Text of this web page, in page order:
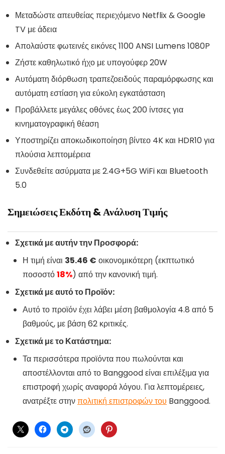
Μεταδώστε απευθείας περιεχόμενο Netflix & Google
TV με άδεια
Απολαύστε φωτεινές εικόνες 1100 ANSI Lumens 1080P
Ζήστε καθηλωτικό ήχο με υπογούφερ 20W
Αυτόματη διόρθωση τραπεζοειδούς παραμόρφωσης και
αυτόματη εστίαση για εύκολη εγκατάσταση
Προβάλλετε μεγάλες οθόνες έως 200 ίντσες για
κινηματογραφική θέαση
Υποστηρίζει αποκωδικοποίηση βίντεο 4K και HDR10 για
πλούσια λεπτομέρεια
Συνδεθείτε ασύρματα με 2.4G+5G WiFi και Bluetooth
5.0
Σημειώσεις Εκδότη & Ανάλυση Τιμής
Σχετικά με αυτήν την Προσφορά:
Η τιμή είναι 35.46 € οικονομικότερη (εκπτωτικό
ποσοστό18%) από την κανονική τιμή.
Σχετικά με αυτό το Προϊόν:
Αυτό το προϊόν έχει λάβει μέση βαθμολογία 4.8 από 5
βαθμούς, με βάση 62 κριτικές.
Σχετικά με το Κατάστημα:
Τα περισσότερα προϊόντα που πωλούνται και
αποστέλλονται από το Banggood είναι επιλέξιμα για
επιστροφή χωρίς αναφορά λόγου. Για λεπτομέρειες,
ανατρέξτε στηνπολιτική επιστροφών του Banggood.